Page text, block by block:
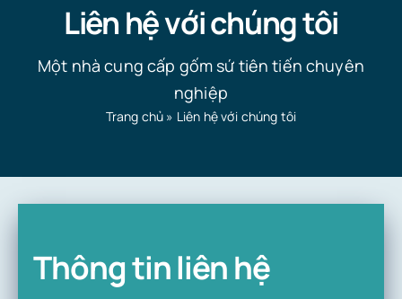
Phụ tùng gốm sứ
Dịch vụ
Ứng dụng gốm sứ
Liên hệ với chúng tôi
Một nhà cung cấp gốm sứ tiên tiến chuyên
nghiệp
Trang chủ » Liên hệ với chúng tôi
Thông tin liên hệ